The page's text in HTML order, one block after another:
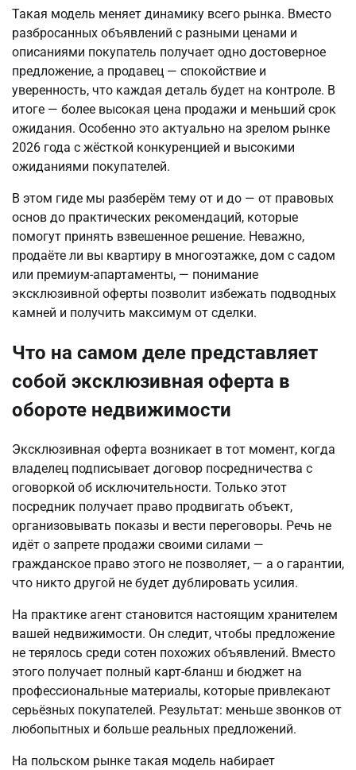
Такая модель меняет динамику всего рынка. Вместо
разбросанных объявлений с разными ценами и
описаниями покупатель получает одно достоверное
предложение, а продавец — спокойствие и
уверенность, что каждая деталь будет на контроле. В
итоге — более высокая цена продажи и меньший срок
ожидания. Особенно это актуально на зрелом рынке
2026 года с жёсткой конкуренцией и высокими
ожиданиями покупателей.
В этом гиде мы разберём тему от и до — от правовых
основ до практических рекомендаций, которые
помогут принять взвешенное решение. Неважно,
продаёте ли вы квартиру в многоэтажке, дом с садом
или премиум-апартаменты, — понимание
эксклюзивной оферты позволит избежать подводных
камней и получить максимум от сделки.
Что на самом деле представляет
собой эксклюзивная оферта в
обороте недвижимости
Эксклюзивная оферта возникает в тот момент, когда
владелец подписывает договор посредничества с
оговоркой об исключительности. Только этот
посредник получает право продвигать объект,
организовывать показы и вести переговоры. Речь не
идёт о запрете продажи своими силами —
гражданское право этого не позволяет, — а о гарантии,
что никто другой не будет дублировать усилия.
На практике агент становится настоящим хранителем
вашей недвижимости. Он следит, чтобы предложение
не терялось среди сотен похожих объявлений. Вместо
этого получает полный карт-бланш и бюджет на
профессиональные материалы, которые привлекают
серьёзных покупателей. Результат: меньше звонков от
любопытных и больше реальных предложений.
На польском рынке такая модель набирает